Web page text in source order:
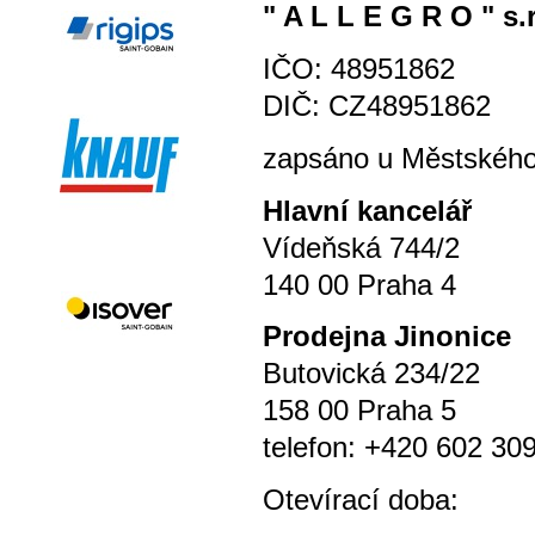
" A L L E G R O "
IČO: 48951862
DIČ: CZ48951862
zapsáno u
Hlavní kancelář
Vídeňská 744/2
140 00 Praha 4
Prodejna Jinonice
Butovická 234/22
158 00 Praha 5
telefon: +420 602
Otevírací